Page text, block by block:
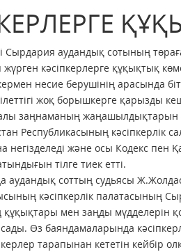
Сырдария аудандық сотының
кәсіпкерлерге құқықтық
несие берушінің арасында
жоқ борышкерге қарызды
заңнаманың жаңашылдықтарын
Республикасының кәсіпкерлік
негізделеді және осы Кодекс пен
тілге тиек етті.
соттың судьясы
кәсіпкерлік палатасының
құқықтары мен заңды
Өз баяндамаларында
тарапынан кететін кейбір